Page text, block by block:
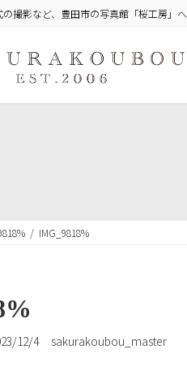
撮影など、豊田市の写真館「桜工房」へ
IMG_9818%
12/4 sakurakoubou_master